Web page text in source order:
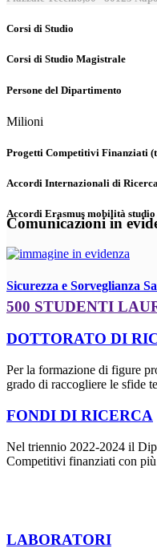
Corsi di Studio
Corsi di Studio Magistrale
Persone del Dipartimento
Milioni
Progetti Competitivi Finanziati
Accordi Internazionali di
Accordi Erasmus mobilità studio
Comunicazioni in
Sicurezza e Sorveglianza
500 STUDENTI
DOTTORATO DI
Per la formazione di figure
grado di raccogliere le sfide
FONDI DI RICERCA
Nel triennio 2022-2024 il
Competitivi finanziati con
LABORATORI